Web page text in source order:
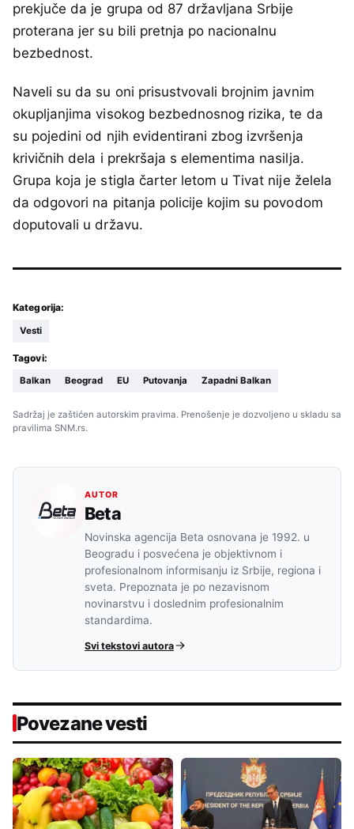
prekjuče da je grupa od 87 državljana Srbije
proterana jer su bili pretnja po nacionalnu
bezbednost.
Naveli su da su oni prisustvovali brojnim javnim
okupljanjima visokog bezbednosnog rizika, te da
su pojedini od njih evidentirani zbog izvršenja
krivičnih dela i prekršaja s elementima nasilja.
Grupa koja je stigla čarter letom u Tivat nije želela
da odgovori na pitanja policije kojim su povodom
doputovali u državu.
Kategorija:
Vesti
Tagovi:
Balkan Beograd EU Putovanja Zapadni Balkan
Sadržaj je zaštićen autorskim pravima. Prenošenje je dozvoljeno u skladu sa
pravilima SNM.rs.
AUTOR
Beta
Novinska agencija Beta osnovana je 1992. u
Beogradu i posvećena je objektivnom i
profesionalnom informisanju iz Srbije, regiona i
sveta. Prepoznata je po nezavisnom
novinarstvu i doslednim profesionalnim
standardima.
Svi tekstovi autora
Povezane vesti